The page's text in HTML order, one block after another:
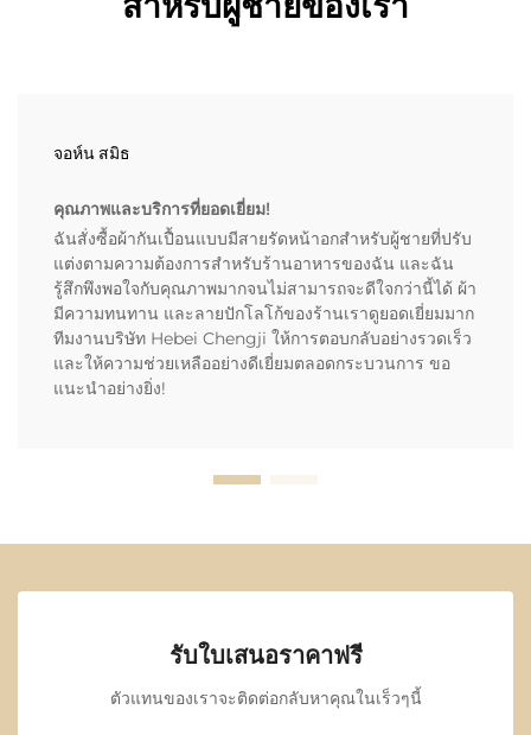
จอห์น สมิธ
คุณภาพและบริการที่ยอดเยี่ยม!
ฉันสั่งซื้อผ้ากันเปื้อนแบบมีสายรัดหน้าอกสำหรับผู้ชายที่ปรับ
แต่งตามความต้องการสำหรับร้านอาหารของฉัน และฉัน
รู้สึกพึงพอใจกับคุณภาพมากจนไม่สามารถจะดีใจกว่านี้ได้ ผ้า
มีความทนทาน และลายปักโลโก้ของร้านเราดูยอดเยี่ยมมาก
ทีมงานบริษัท Hebei Chengji ให้การตอบกลับอย่างรวดเร็ว
และให้ความช่วยเหลืออย่างดีเยี่ยมตลอดกระบวนการ ขอ
แนะนำอย่างยิ่ง!
รับใบเสนอราคาฟรี
ตัวแทนของเราจะติดต่อกลับหาคุณในเร็วๆนี้